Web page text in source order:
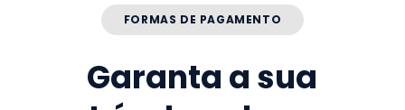
FORMAS DE PAGAMENTO
Garanta a sua